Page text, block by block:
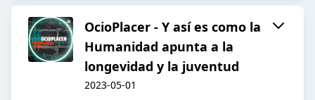
OcioPlacer - Y así es como la
Humanidad apunta a la
longevidad y la juventud
2023-05-01